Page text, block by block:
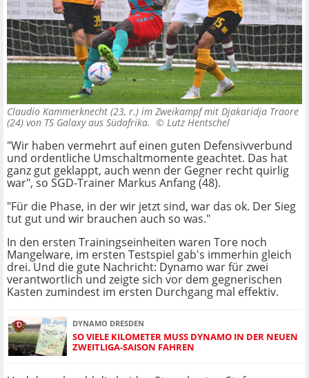
Claudio Kammerknecht (23, r.) im Zweikampf mit Djakaridja Traore
(24) von TS Galaxy aus Südafrika. © Lutz Hentschel
"Wir haben vermehrt auf einen guten Defensivverbund
und ordentliche Umschaltmomente geachtet. Das hat
ganz gut geklappt, auch wenn der Gegner recht quirlig
war", so SGD-Trainer Markus Anfang (48).
"Für die Phase, in der wir jetzt sind, war das ok. Der Sieg
tut gut und wir brauchen auch so was."
In den ersten Trainingseinheiten waren Tore noch
Mangelware, im ersten Testspiel gab's immerhin gleich
drei. Und die gute Nachricht: Dynamo war für zwei
verantwortlich und zeigte sich vor dem gegnerischen
Kasten zumindest im ersten Durchgang mal effektiv.
DYNAMO DRESDEN
SO VIELE KILOMETER MUSS DYNAMO IN DER NEUEN
ZWEITLIGA-SAISON FAHREN